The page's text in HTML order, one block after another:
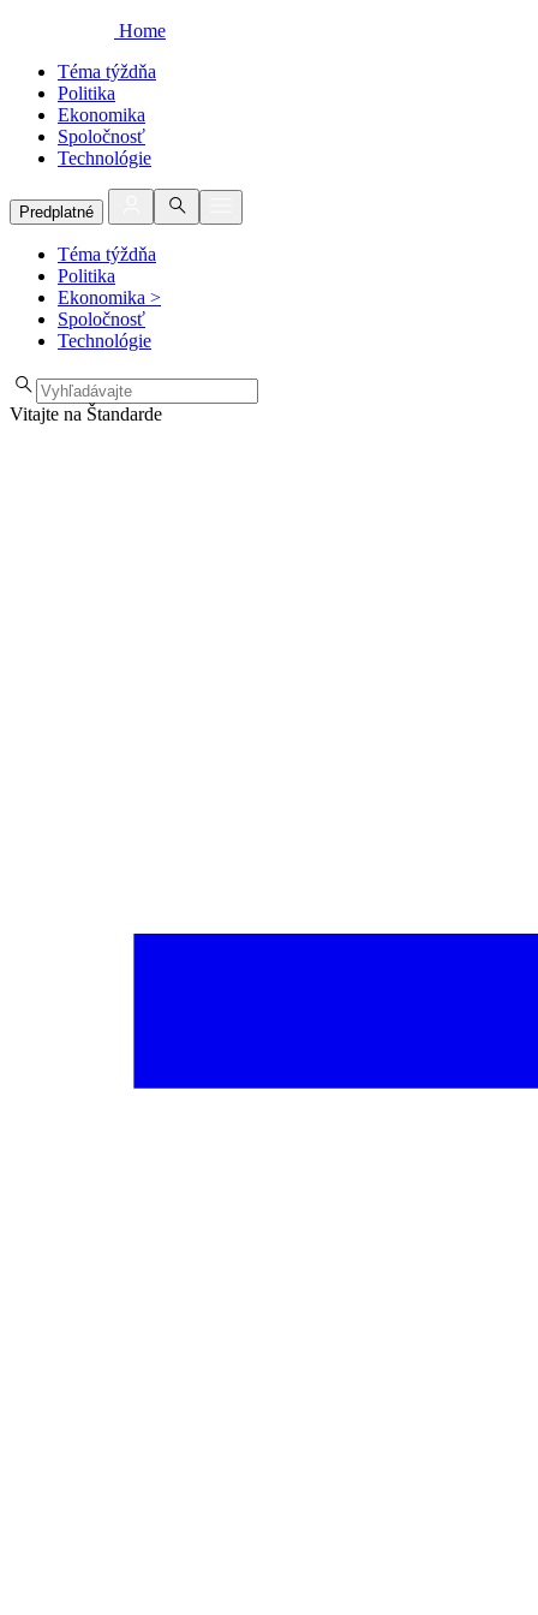
Home
Téma týždňa
Politika
Ekonomika
Spoločnosť
Technológie
Predplatné
Téma týždňa
Politika
Ekonomika >
Spoločnosť
Technológie
Vitajte na Štandarde